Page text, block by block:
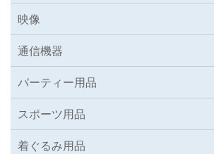
映像
通信機器
パーティー用品
スポーツ用品
着ぐるみ用品